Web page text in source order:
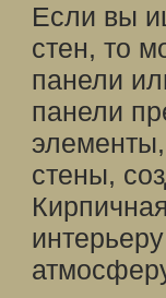
Если вы
стен, то
панели
панели
стены,